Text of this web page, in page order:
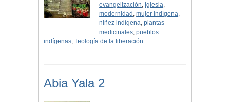
evangelización, Iglesia,
modernidad ,mujer indígena,
niñez indígena,plantas
medicinales,pueblos
indígenas, Teología de la liberación
Abia Yala 2